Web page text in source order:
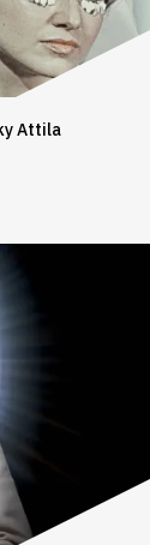
Attila